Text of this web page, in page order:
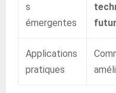
s
émergentes
futur
Applications
pratiques